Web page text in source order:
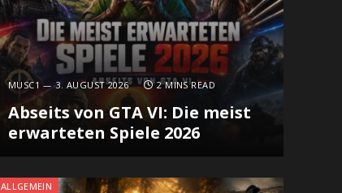
MUSC1 3. AUGUST 2026 2 MINS READ
Abseits von GTA VI: Die meist
erwarteten Spiele 2026
ALLGEMEIN